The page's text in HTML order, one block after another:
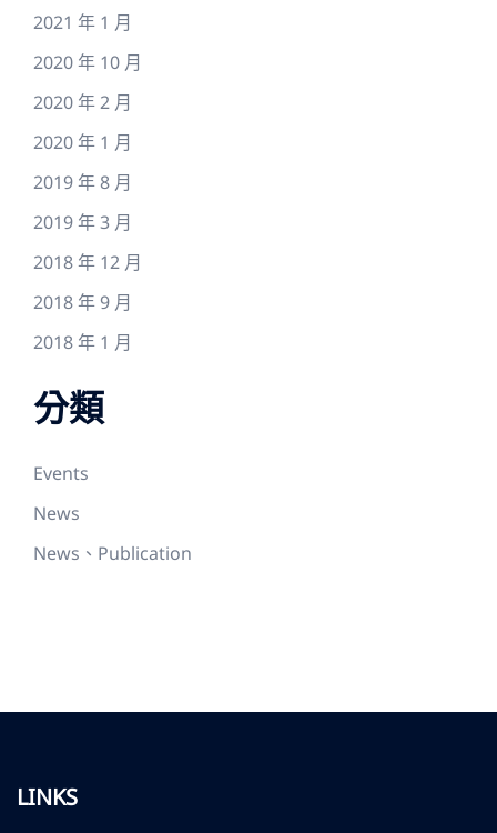
2021 年 1 月
2020 年 10 月
2020 年 2 月
2020 年 1 月
2019 年 8 月
2019 年 3 月
2018 年 12 月
2018 年 9 月
2018 年 1 月
分類
Events
News
News、Publication
LINKS